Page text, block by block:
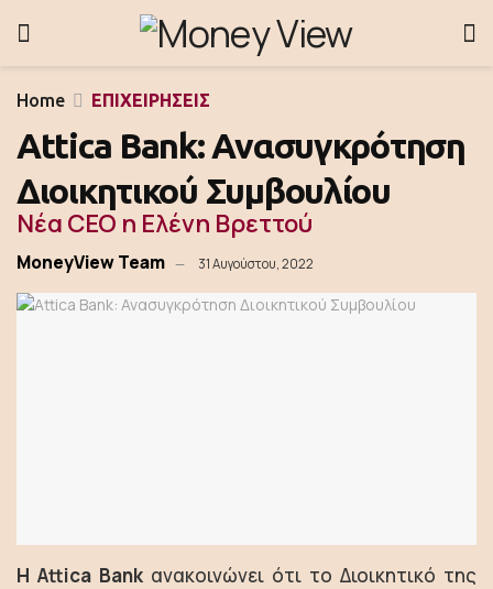
Home ΕΠΙΧΕΙΡΗΣΕΙΣ
Attica Bank: Ανασυγκρότηση
Διοικητικού Συμβουλίου
Νέα CEO η Ελένη Βρεττού
MoneyView Team 31 Αυγούστου, 2022
Η Attica Bank ανακοινώνει ότι το Διοικητικό της